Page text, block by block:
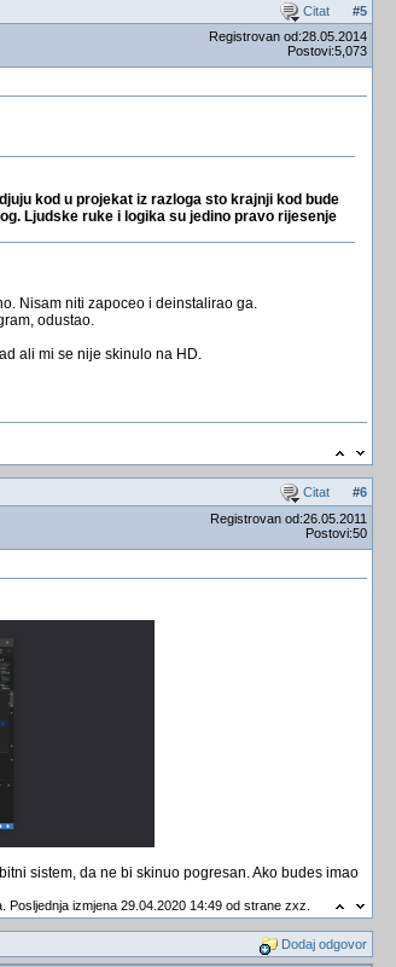
Citat #5
Registrovan od:28.05.2014
Postovi:5,073
kod u projekat iz razloga sto krajnji kod bude
Ljudske ruke i logika su jedino pravo rijesenje
Nisam niti zapoceo i deinstalirao ga.
odustao.
ali mi se nije skinulo na HD.
Citat #6
Registrovan od:26.05.2011
Postovi:50
sistem, da ne bi skinuo pogresan. Ako budes imao
Posljednja izmjena 29.04.2020 14:49 od strane zxz.
Dodaj odgovor